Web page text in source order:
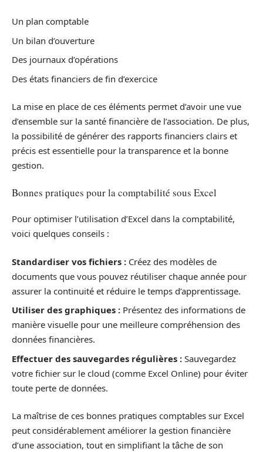
Un plan comptable
Un bilan d’ouverture
Des journaux d’opérations
Des états financiers de fin d’exercice
La mise en place de ces éléments permet d’avoir une vue
d’ensemble sur la santé financière de l’association. De plus,
la possibilité de générer des rapports financiers clairs et
précis est essentielle pour la transparence et la bonne
gestion.
Bonnes pratiques pour la comptabilité sous Excel
Pour optimiser l’utilisation d’Excel dans la comptabilité,
voici quelques conseils :
Standardiser vos fichiers : Créez des modèles de
documents que vous pouvez réutiliser chaque année pour
assurer la continuité et réduire le temps d’apprentissage.
Utiliser des graphiques : Présentez des informations de
manière visuelle pour une meilleure compréhension des
données financières.
Effectuer des sauvegardes régulières : Sauvegardez
votre fichier sur le cloud (comme Excel Online) pour éviter
toute perte de données.
La maîtrise de ces bonnes pratiques comptables sur Excel
peut considérablement améliorer la gestion financière
d’une association, tout en simplifiant la tâche de son